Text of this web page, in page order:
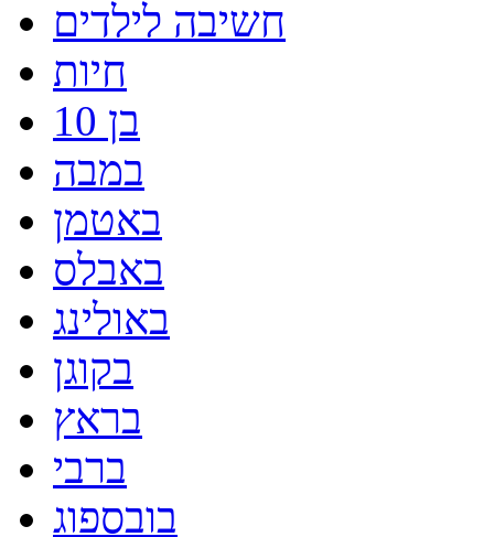
חשיבה לילדים
חיות
בן 10
במבה
באטמן
באבלס
באולינג
בקוגן
בראץ
ברבי
בובספוג